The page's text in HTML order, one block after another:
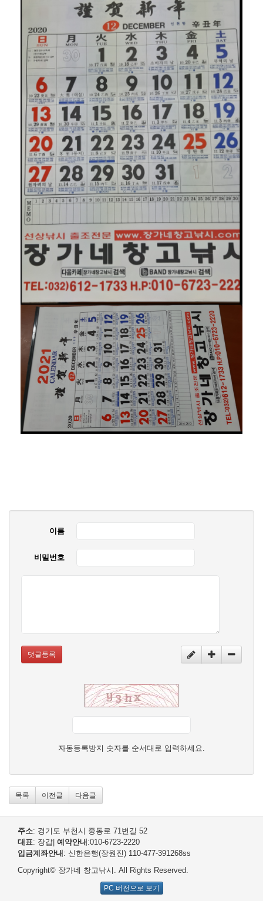
이름
비밀번호
댓글등록
자동등록방지 숫자를 순서대로 입력하세요.
목록 이전글 다음글
주소: 경기도 부천시 중동로 71번길 52
대표: 장갑 예약안내 :010-6723-2220
입금계좌안내 : 신한은행(장원진) 110-477-391268ss
Copyright© 장가네 창고낚시. All Rights Reserved.
PC 버전으로 보기